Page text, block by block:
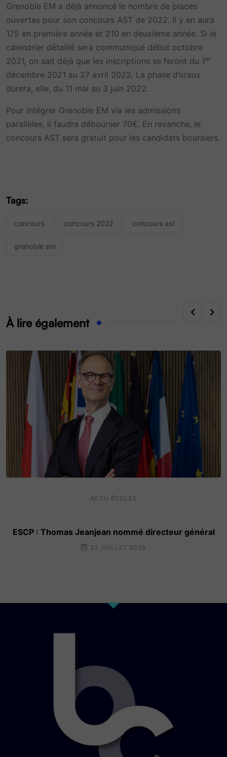
Grenoble EM a déjà annoncé le nombre de places
ouvertes pour son concours AST de 2022. Il y en aura
175 en première année et 210 en deuxième année. Si le
calendrier détaillé sera communiqué début octobre
2021, on sait déjà que les inscriptions se feront du 1 er
décembre 2021 au 27 avril 2022. La phase d’oraux
durera, elle, du 11 mai au 3 juin 2022.
Pour intégrer Grenoble EM via les admissions
parallèles, il faudra débourser 70€. En revanche, le
concours AST sera gratuit pour les candidats boursiers.
Tags:
concours concours 2022 concours ast
grenoble em
À lire également
ACTU ÉCOLES
ESCP : Thomas Jeanjean nommé directeur général
22 JUILLET 2026